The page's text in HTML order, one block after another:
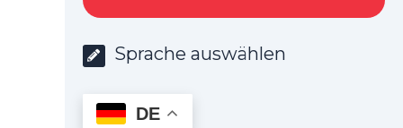
Sprache auswählen
DE